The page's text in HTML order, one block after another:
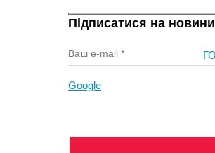
Підписатися на новини
Google